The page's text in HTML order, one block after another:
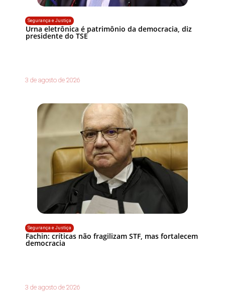
Segurança e Justiça
Urna eletrônica é patrimônio da democracia, diz
presidente do TSE
3 de agosto de 2026
Segurança e Justiça
Fachin: críticas não fragilizam STF, mas fortalecem
democracia
3 de agosto de 2026